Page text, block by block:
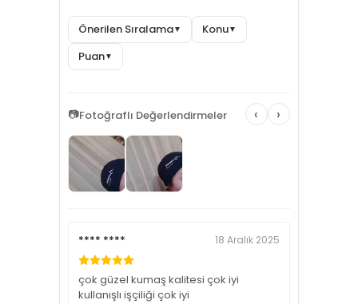
Önerilen Sıralama▼ Konu▼
Puan▼
📷Fotoğraflı Değerlendirmeler ‹ ›
**** **** 18 Aralık 2025
çok güzel kumaş kalitesi çok iyi
kullanışlı işçiliği çok iyi